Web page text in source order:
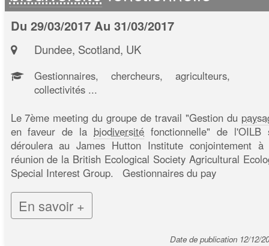
Du 29/03/2017 Au 31/03/2017
Dundee, Scotland, UK
Gestionnaires, chercheurs, agriculteurs,
collectivités ...
Le 7ème meeting du groupe de travail "Gestion du
en faveur de la biodiversité fonctionnelle" de l'OILB
déroulera au James Hutton Institute conjointement à
réunion de la British Ecological Society Agricultural
Special Interest Group. Gestionnaires du pay
En savoir +
Date de publication 12/12/